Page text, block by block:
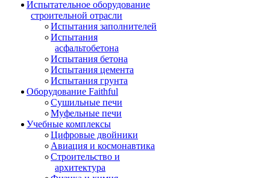
Испытательное оборудование
строительной отрасли
Испытания заполнителей
Испытания
асфальтобетона
Испытания бетона
Испытания цемента
Испытания грунта
Оборудование Faithful
Сушильные печи
Муфельные печи
Учебные комплексы
Цифровые двойники
Авиация и космонавтика
Строительство и
архитектура